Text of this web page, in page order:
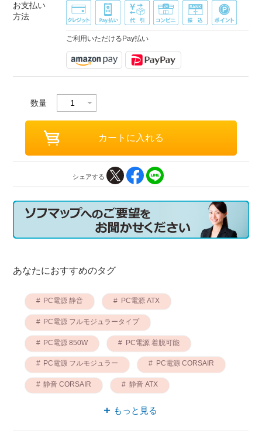
お支払い
方法
ご利用いただけるPay払い
数量
シェアする
あなたにおすすめのタグ
PC電源 静音 PC電源 ATX
PC電源 フルモジュラータイプ
PC電源 850W PC電源 着脱可能
PC電源 フルモジュラー PC電源 CORSAIR
静音 CORSAIR 静音 ATX
もっと見る